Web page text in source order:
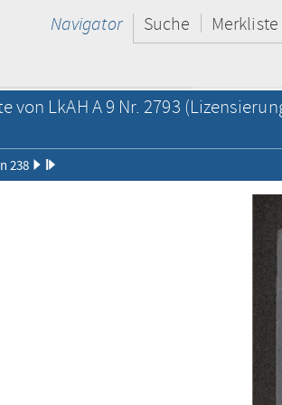
Navigator Suche Merkliste
von LkAH A 9 Nr. 2793
238